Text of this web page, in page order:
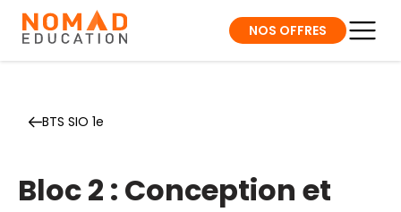
NOS OFFRES
BTS SIO 1e
Bloc 2 : Conception et